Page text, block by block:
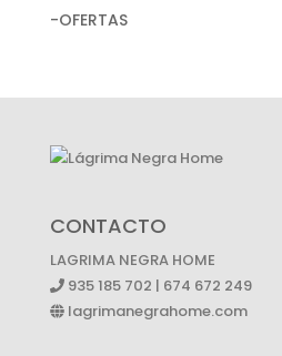
-OFERTAS
CONTACTO
LAGRIMA NEGRA HOME
935 185 702 | 674 672 249
lagrimanegrahome.com